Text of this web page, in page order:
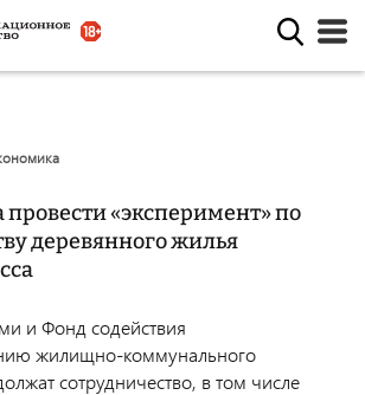
провести «эксперимент» по
деревянного жилья
и Фонд содействия
жилищно-коммунального
сотрудничество, в том числе